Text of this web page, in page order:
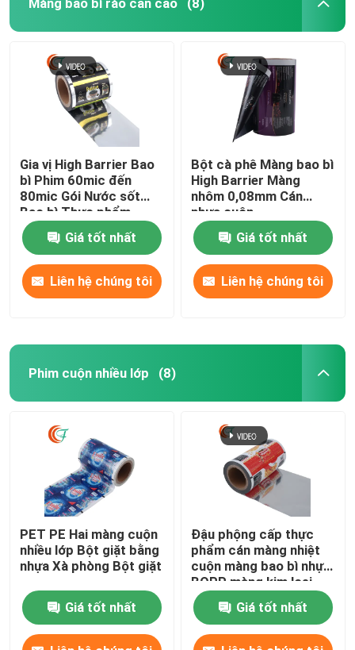
(8)
Gia vị High Barrier Bao
bì Phim 60mic đến
80mic Gói Nước sốt
Bao bì Thực phẩm
Giá tốt nhất
Liên hệ chúng tôi
Bột cà phê Màng bao bì
High Barrier Màng
nhôm 0,08mm Cán
nhựa cuộn
Giá tốt nhất
Liên hệ chúng tôi
Phim cuộn nhiều lớp (8)
PET PE Hai màng cuộn
nhiều lớp Bột giặt bằng
nhựa Xà phòng Bột giặt
Giá tốt nhất
Đậu phộng cấp thực
phẩm cán màng nhiệt
cuộn màng bao bì nhựa
BOPP màng kim loại
Giá tốt nhất